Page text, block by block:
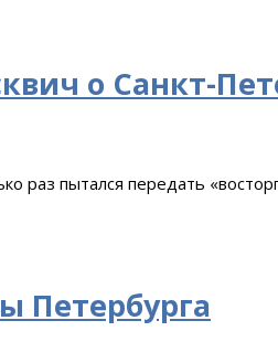
о Санкт-
раз пытался передать
Петербурга